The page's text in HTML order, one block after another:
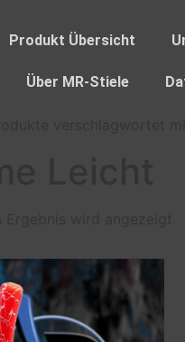
Produkt Übersicht
Über MR-Stiele